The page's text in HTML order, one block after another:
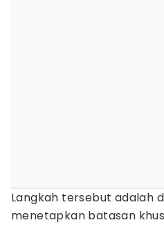
Langkah tersebut adalah
menetapkan batasan